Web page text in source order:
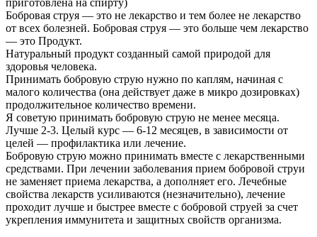
приготовлена на спирту)
Бобровая струя — это не лекарство и тем более не лекарство
от всех болезней. Бобровая струя — это больше чем лекарство
— это Продукт.
Натуральный продукт созданный самой природой для
здоровья человека.
Принимать бобровую струю нужно по каплям, начиная с
малого количества (она действует даже в микро дозировках)
продолжительное количество времени.
Я советую принимать бобровую струю не менее месяца.
Лучше 2-3. Целый курс — 6-12 месяцев, в зависимости от
целей — профилактика или лечение.
Бобровую струю можно принимать вместе с лекарственными
средствами. При лечении заболевания прием бобровой струи
не заменяет приема лекарства, а дополняет его. Лечебные
свойства лекарств усиливаются (незначительно), лечение
проходит лучше и быстрее вместе с бобровой струей за счет
укрепления иммунитета и защитных свойств организма.